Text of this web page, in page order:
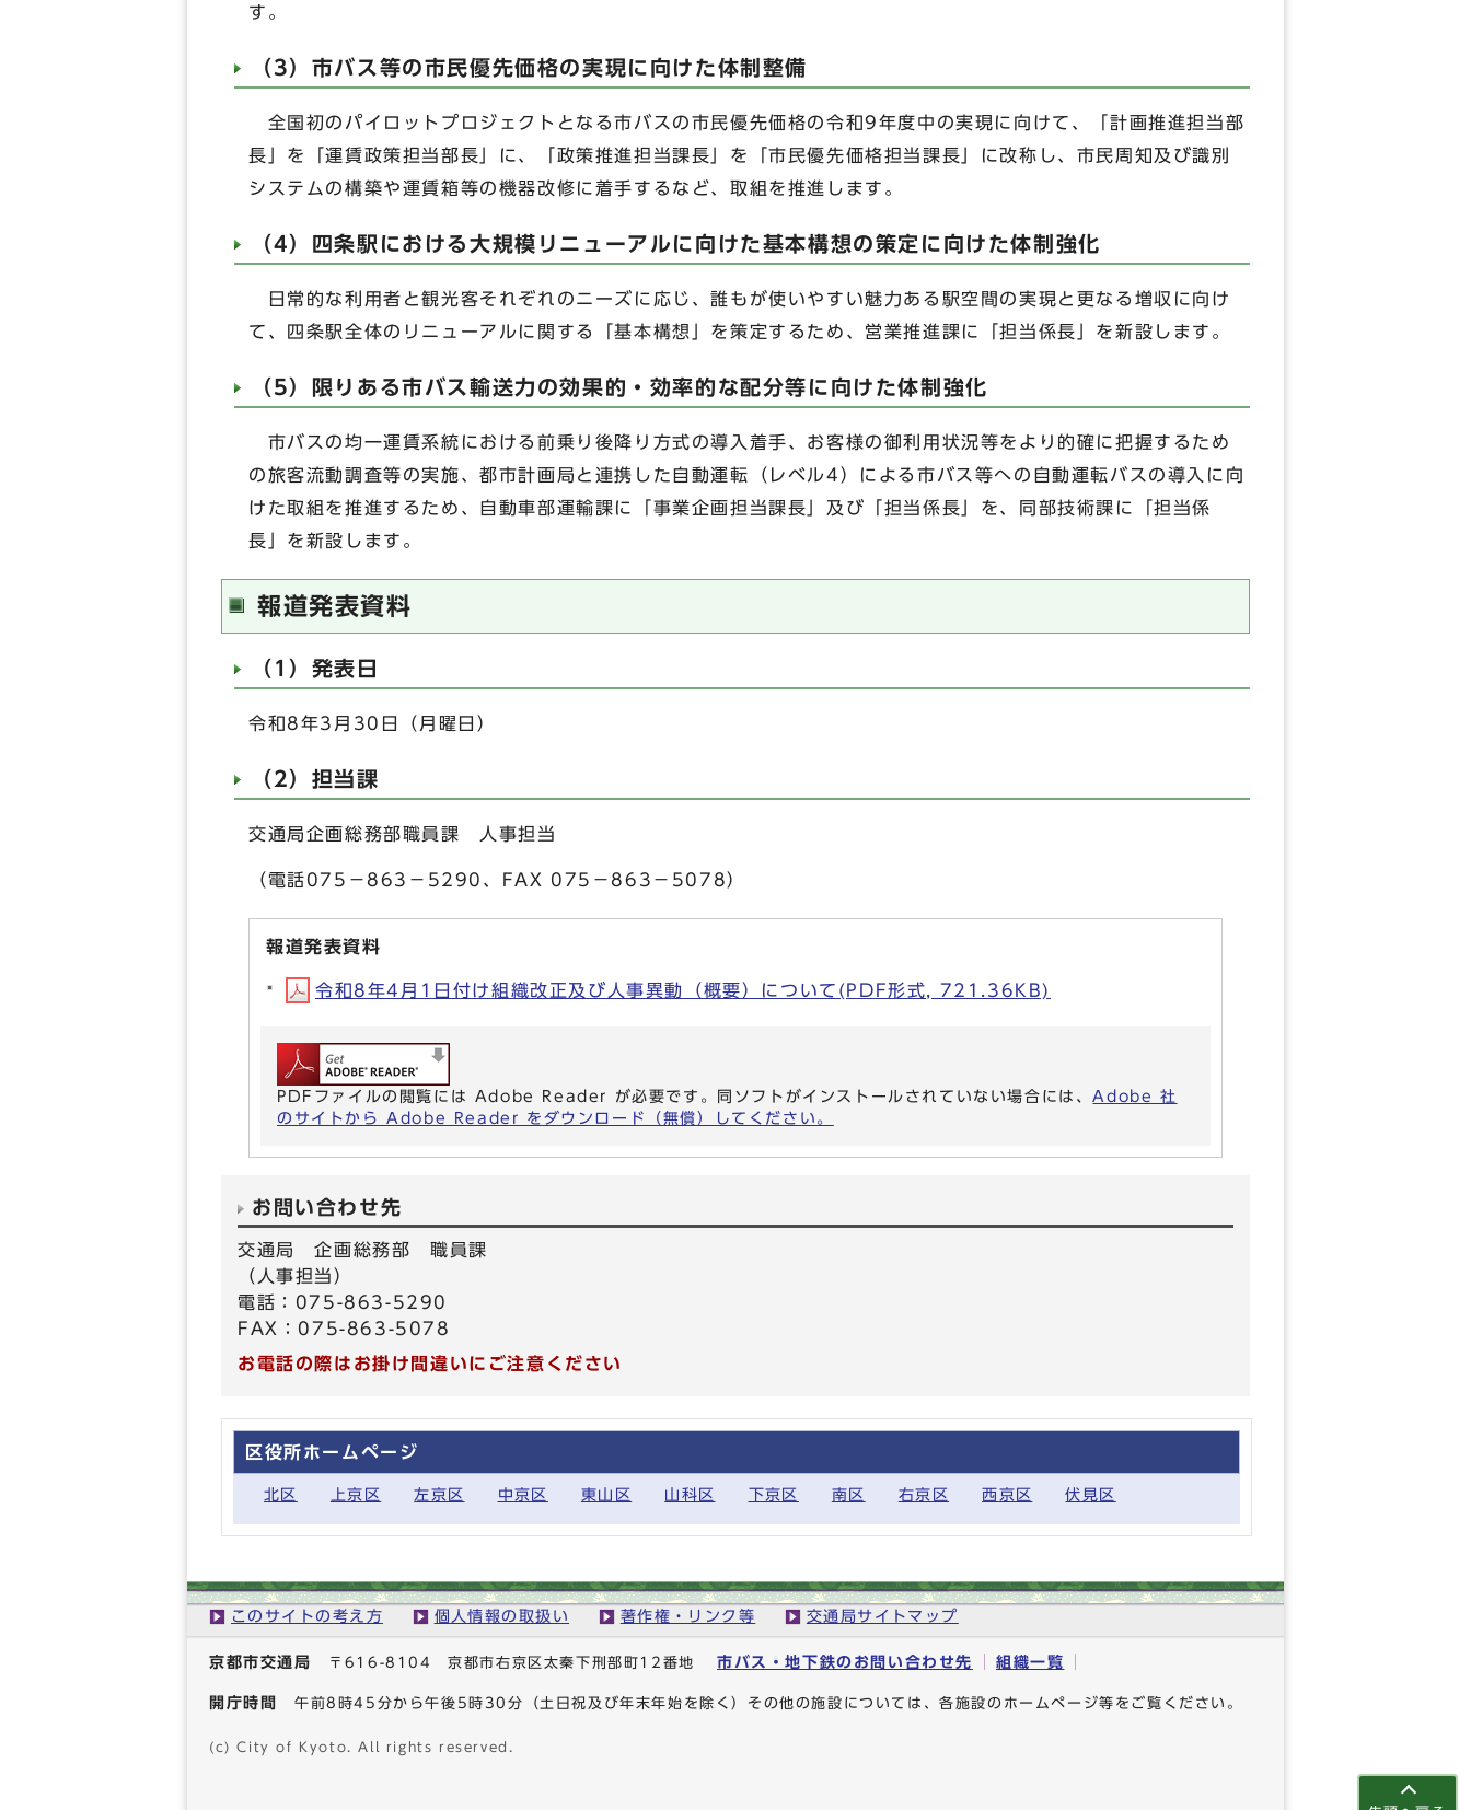
す。
（3）市バス等の市民優先価格の実現に向けた体制整備
全国初のパイロットプロジェクトとなる市バスの市民優先価格の令和9年度中の実現に向けて、「計画推進担当部
長」を「運賃政策担当部長」に、「政策推進担当課長」を「市民優先価格担当課長」に改称し、市民周知及び識別
システムの構築や運賃箱等の機器改修に着手するなど、取組を推進します。
（4）四条駅における大規模リニューアルに向けた基本構想の策定に向けた体制強化
日常的な利用者と観光客それぞれのニーズに応じ、誰もが使いやすい魅力ある駅空間の実現と更なる増収に向け
て、四条駅全体のリニューアルに関する「基本構想」を策定するため、営業推進課に「担当係長」を新設します。
（5）限りある市バス輸送力の効果的・効率的な配分等に向けた体制強化
市バスの均一運賃系統における前乗り後降り方式の導入着手、お客様の御利用状況等をより的確に把握するため
の旅客流動調査等の実施、都市計画局と連携した自動運転（レベル4）による市バス等への自動運転バスの導入に向
けた取組を推進するため、自動車部運輸課に「事業企画担当課長」及び「担当係長」を、同部技術課に「担当係
長」を新設します。
報道発表資料
（1）発表日
令和8年3月30日（月曜日）
（2）担当課
交通局企画総務部職員課 人事担当
（電話075－863－5290、FAX 075－863－5078）
報道発表資料
令和8年4月1日付け組織改正及び人事異動（概要）について(PDF形式, 721.36KB)
PDFファイルの閲覧には Adobe Reader が必要です。同ソフトがインストールされていない場合には、Adobe 社
のサイトから Adobe Reader をダウンロード（無償）してください。
お問い合わせ先
交通局 企画総務部 職員課
（人事担当）
電話：075-863-5290
FAX：075-863-5078
お電話の際はお掛け間違いにご注意ください
区役所ホームページ
北区 上京区 左京区 中京区 東山区 山科区 下京区 南区 右京区 西京区 伏見区
このサイトの考え方 個人情報の取扱い 著作権・リンク等 交通局サイトマップ
京都市交通局 〒616-8104 京都市右京区太秦下刑部町12番地 市バス・地下鉄のお問い合わせ先 組織一覧
開庁時間 午前8時45分から午後5時30分（土日祝及び年末年始を除く）その他の施設については、各施設のホームページ等をご覧ください。
(c) City of Kyoto. All rights reserved.